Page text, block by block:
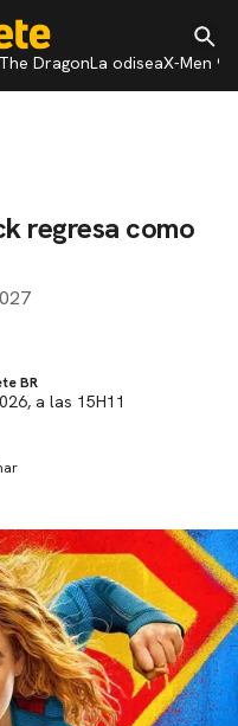
DragonLa odiseaX-Men 97
regresa como
BR
a las 15H11